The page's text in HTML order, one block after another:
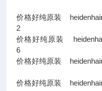
价格好纯原装
2
价格好纯原装
6
价格好纯原装
价格好纯原装